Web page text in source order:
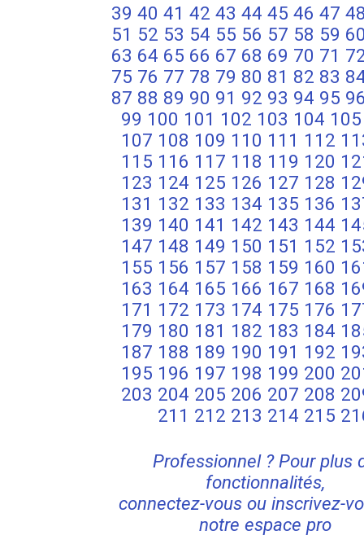
39 40 41 42 43 44 45 46 47
51 52 53 54 55 56 57 58 59
63 64 65 66 67 68 69 70 71
75 76 77 78 79 80 81 82 83
87 88 89 90 91 92 93 94 95
99 100 101 102 103 104 105
107 108 109 110 111 112
115 116 117 118 119 120
123 124 125 126 127 128
131 132 133 134 135 136
139 140 141 142 143 144
147 148 149 150 151 152
155 156 157 158 159 160
163 164 165 166 167 168
171 172 173 174 175 176
179 180 181 182 183 184
187 188 189 190 191 192
195 196 197 198 199 200
203 204 205 206 207 208
211 212 213 214 215
Professionnel ? Pour plus
fonctionnalités,
connectez-vous ou inscrivez-
notre espace pro